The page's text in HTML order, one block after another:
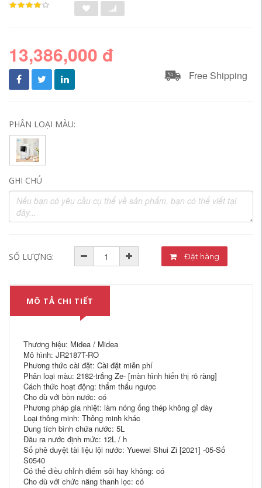
13,386,000 đ
Free Shipping
PHÂN LOẠI MÀU:
GHI CHÚ
SỐ LƯỢNG: Đặt hàng
MÔ TẢ CHI TIẾT
Thương hiệu: Midea / Midea
Mô hình: JR2187T-RO
Phương thức cài đặt: Cài đặt miễn phí
Phân loại màu: 2182-trắng Ze- [màn hình hiển thị rõ ràng]
Cách thức hoạt động: thẩm thấu ngược
Cho dù với bồn nước: có
Phương pháp gia nhiệt: làm nóng ống thép không gỉ dày
Loại thông minh: Thông minh khác
Dung tích bình chứa nước: 5L
Đầu ra nước định mức: 12L / h
Số phê duyệt tài liệu lội nước: Yuewei Shui Zi [2021] -05-Số
S0540
Có thể điều chỉnh điểm sôi hay không: có
Cho dù với chức năng thanh lọc: có